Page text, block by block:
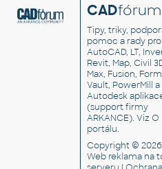
CADfórum
Tipy, triky,
pomoc a rady pro
AutoCAD, LT,
Revit, Map, Civil
Max, Fusion,
Vault, PowerMill a
Autodesk
(support firmy
ARKANCE). VizO
portálu.
Copyright © 2026
Web reklama na